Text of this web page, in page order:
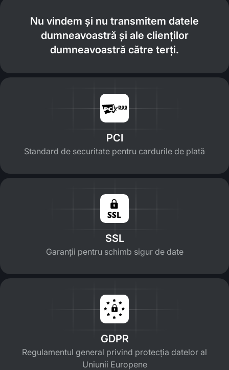
Nu vindem și nu transmitem datele
dumneavoastră și ale clienților
dumneavoastră către terți.
PCI
Standard de securitate pentru cardurile de plată
SSL
Garanții pentru schimb sigur de date
GDPR
Regulamentul general privind protecția datelor al
Uniunii Europene